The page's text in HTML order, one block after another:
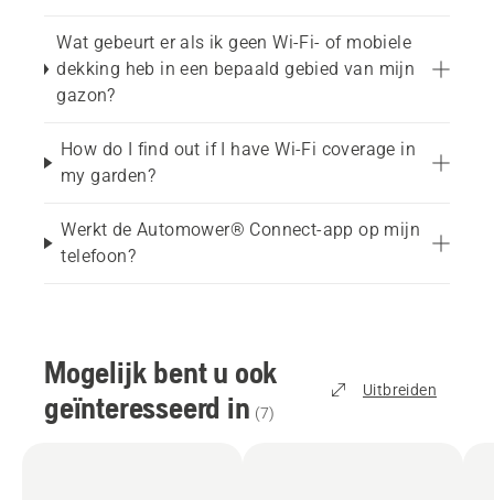
gazon en biedt een uitstekende
positienauwkeurigheid, doorgaans beter dan 5
cm. Als u geen wifidekking hebt, kunt u de
Automower® Connect-kit aanschaffen als extra
accessoire voor mobiele connectiviteit. Deze
accessoire moet worden geïnstalleerd door een
Husqvarna-dealer. U kunt ook het Husqvarna
EPOS® RS1-referentiestation aanschaffen, een
standalone oplossing die geen internetverbinding
Als wereldleiders op het gebied van robotmaaiers
met meer dan 30 jaar ervaring, vertrouwen meer
dan 4 miljoen klanten op onze Automower® voor
Wat gebeurt er als ik geen Wi-Fi- of mobiele
dekking heb in een bepaald gebied van mijn
gazon?
How do I find out if I have Wi-Fi coverage in
my garden?
Werkt de Automower® Connect-app op mijn
telefoon?
Mogelijk bent u ook
geïnteresseerd in (7)
Uitbreiden